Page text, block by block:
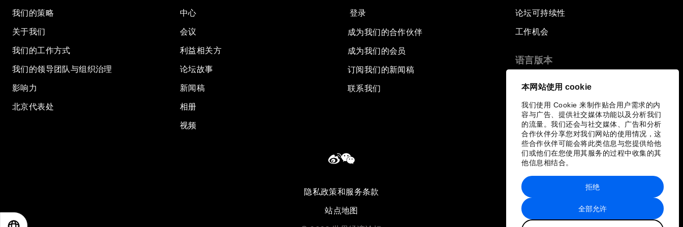
本网站使用 cookie
我们使用 Cookie 来制作贴合用户需求的内
容与广告、提供社交媒体功能以及分析我们
的流量。我们还会与社交媒体、广告和分析
合作伙伴分享您对我们网站的使用情况，这
些合作伙伴可能会将此类信息与您提供给他
们或他们在您使用其服务的过程中收集的其
他信息相结合。
全部允许
拒绝
我们的策略
关于我们
我们的工作方式
我们的领导团队与组织治理
影响力
北京代表处
中心
会议
利益相关方
论坛故事
新闻稿
相册
视频
登录
成为我们的合作伙伴
成为我们的会员
订阅我们的新闻稿
联系我们
论坛可持续性
工作机会
语言版本
隐私政策和服务条款
站点地图